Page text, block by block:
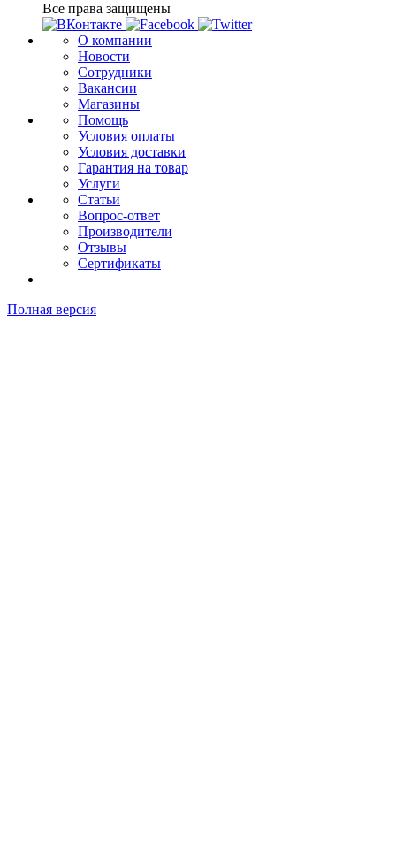
Все права защищены
О компании
Новости
Сотрудники
Вакансии
Магазины
Помощь
Условия оплаты
Условия доставки
Гарантия на товар
Услуги
Статьи
Вопрос-ответ
Производители
Отзывы
Сертификаты
Полная версия